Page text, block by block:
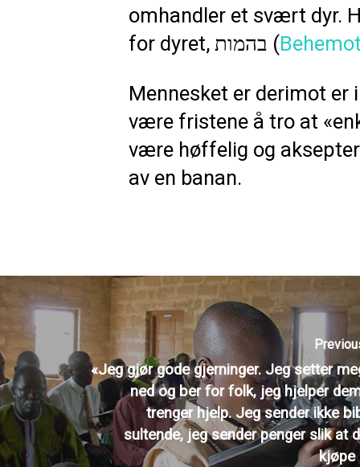
omhandler et svært dyr.
for dyret, בהמות (
Mennesket er derimot er
være fristene å tro at
være høffelig og
av en banan.
«Jeg gjør gode gjerninger. Jeg setter
ned og ber for folk, jeg hjelper
trenger hjelp. Jeg sender ikke
sultende, jeg sender penger slik at
kjøpe